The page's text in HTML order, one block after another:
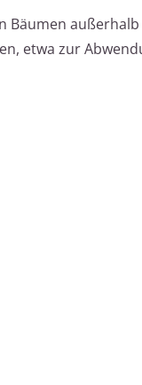
Bäumen außerhalb
etwa zur